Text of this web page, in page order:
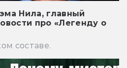
Нила, главный
про «Легенду о
составе.